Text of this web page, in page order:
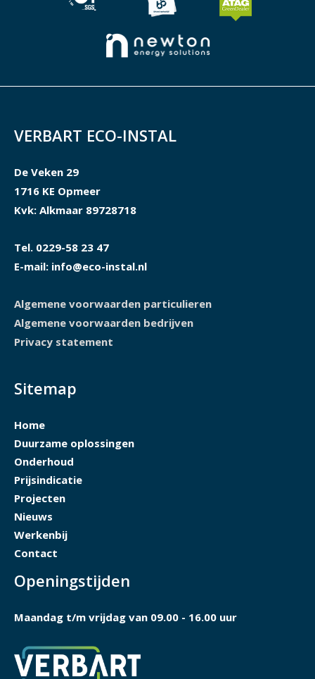
VERBART ECO-INSTAL
De Veken 29
1716 KE Opmeer
Kvk: Alkmaar 89728718
Tel. 0229-58 23 47
E-mail: info@eco-instal.nl
Algemene voorwaarden particulieren
Algemene voorwaarden bedrijven
Privacy statement
Sitemap
Home
Duurzame oplossingen
Onderhoud
Prijsindicatie
Projecten
Nieuws
Werkenbij
Contact
Openingstijden
Maandag t/m vrijdag van 09.00 - 16.00 uur